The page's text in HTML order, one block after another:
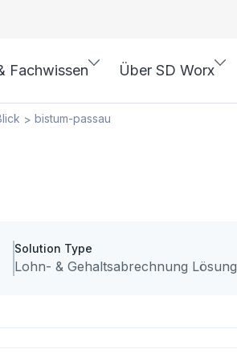
Fachwissen Über SD Worx
> bistum-passau
Solution Type
Lohn- & Gehaltsabrechnung